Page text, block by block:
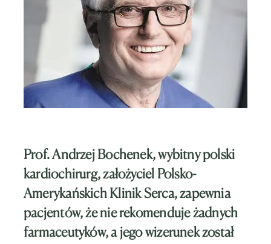
Prof. Andrzej Bochenek, wybitny polski
kardiochirurg, założyciel Polsko-
Amerykańskich Klinik Serca, zapewnia
pacjentów, żenie rekomenduje żadnych
farmaceutyków, a jego wizerunek został